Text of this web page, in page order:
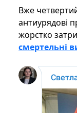
Вже
антиурядові
жорстко
смертельні